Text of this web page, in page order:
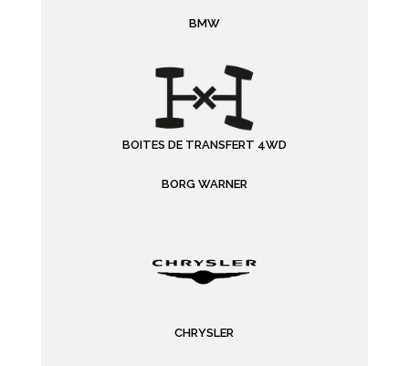
BMW
BOITES DE TRANSFERT 4WD
BORG WARNER
CHRYSLER